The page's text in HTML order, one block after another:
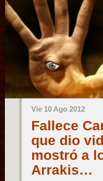
Vie 10 Ago 2012
Fallece
que dio
mostró a
Arrakis…